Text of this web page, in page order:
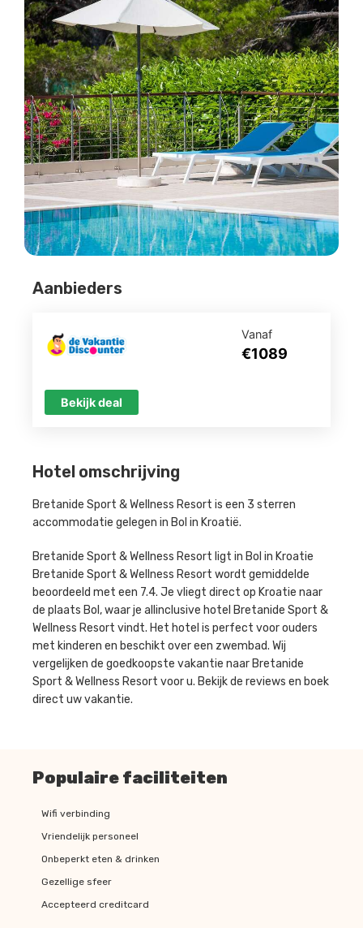
Hotel omschrijving
Bretanide Sport & Wellness Resort is een 3 sterren
accommodatie gelegen in Bol in Kroatië.
Bretanide Sport & Wellness Resort ligt in Bol in Kroatie
Bretanide Sport & Wellness Resort wordt gemiddelde
beoordeeld met een 7.4. Je vliegt direct op Kroatie naar
de plaats Bol, waar je allinclusive hotel Bretanide Sport &
Wellness Resort vindt. Het hotel is perfect voor ouders
met kinderen en beschikt over een zwembad. Wij
vergelijken de goedkoopste vakantie naar Bretanide
Sport & Wellness Resort voor u. Bekijk de reviews en boek
direct uw vakantie.
Aanbieders
Vanaf
€1089
Bekijk deal
Populaire faciliteiten
Wifi verbinding
Vriendelijk personeel
Onbeperkt eten & drinken
Gezellige sfeer
Accepteerd creditcard